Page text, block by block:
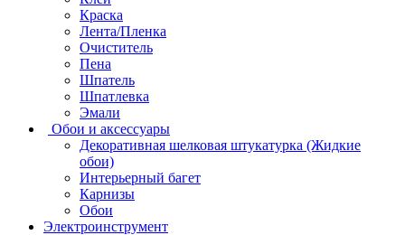
Краска
Лента/Пленка
Очиститель
Пена
Шпатель
Шпатлевка
Эмали
Обои и аксессуары
Декоративная шелковая штукатурка (Жидкие
обои)
Интерьерный багет
Карнизы
Обои
Электроинструмент